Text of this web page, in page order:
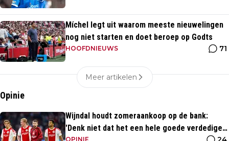
Míchel legt uit waarom meeste nieuwelingen
nog niet starten en doet beroep op Godts
HOOFDNIEUWS 71
Meer artikelen
Opinie
Wijndal houdt zomeraankoop op de bank:
'Denk niet dat het een hele goede verdediger
OPINIE